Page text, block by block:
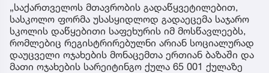
„საქართველოს მთავრობის გადაწყვეტილებით,
სასკოლო ფორმა უსასყიდლოდ გადაეცემა საჯარო
სკოლის დაწყებითი საფეხურის იმ მოსწავლეებს,
რომლებიც რეგისტრირებულნი არიან სოციალურად
დაუცველი ოჯახების მონაცემთა ერთიან ბაზაში და
მათი ოჯახების სარეიტინგო ქულა 65 001 ქულაზე